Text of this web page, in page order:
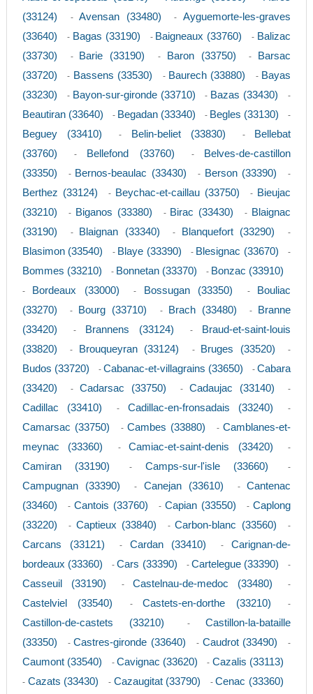
(33124)
-Avensan (33480) -Ayguemorte-les-graves
(33640)
- Bagas (33190) - Baigneaux (33760) - Balizac
(33730)
- Barie (33190) - Baron (33750) -
Barsac
(33720)
- Bassens (33530) - Baurech (33880) - Bayas
(33230)
- Bayon-sur-gironde (33710) - Bazas (33430) -
Beautiran (33640) - Begadan (33340) - Begles (33130) -
Beguey (33410) - Belin-beliet (33830) -
Bellebat
(33760)
- Bellefond (33760) -
Belves-de-castillon
(33350)
- Bernos-beaulac (33430) - Berson (33390) -
Berthez (33124) - Beychac-et-caillau (33750) - Bieujac
(33210)
- Biganos (33380) - Birac (33430) - Blaignac
(33190)
- Blaignan (33340) - Blanquefort (33290) -
Blasimon (33540) - Blaye (33390) - Blesignac (33670) -
Bommes (33210) - Bonnetan (33370) - Bonzac (33910)
- Bordeaux (33000) - Bossugan (33350) -
Bouliac
(33270)
- Bourg (33710) - Brach (33480) -
Branne
(33420)
- Brannens (33124) -
Braud-et-saint-louis
(33820)
- Brouqueyran (33124) - Bruges (33520) -
Budos (33720) - Cabanac-et-villagrains (33650) -Cabara
(33420)
-Cadarsac (33750) - Cadaujac (33140) -
Cadillac (33410) - Cadillac-en-fronsadais (33240) -
Camarsac (33750) -Cambes (33880) -Camblanes-et-
meynac (33360)
-Camiac-et-saint-denis (33420) -
Camiran (33190) - Camps-sur-l'isle (33660) -
Campugnan (33390) - Canejan (33610) -Cantenac
(33460)
- Cantois (33760) -Capian (33550) -Caplong
(33220)
- Captieux (33840) -Carbon-blanc (33560) -
Carcans (33121) - Cardan (33410) -Carignan-de-
bordeaux (33360)
-Cars (33390) - Cartelegue (33390) -
Casseuil (33190) - Castelnau-de-medoc (33480) -
Castelviel (33540) -Castets-en-dorthe (33210) -
Castillon-de-castets (33210) -Castillon-la-bataille
(33350)
-Castres-gironde (33640) - Caudrot (33490) -
Caumont (33540) - Cavignac (33620) - Cazalis (33113)
- Cazats (33430) - Cazaugitat (33790) -Cenac (33360)